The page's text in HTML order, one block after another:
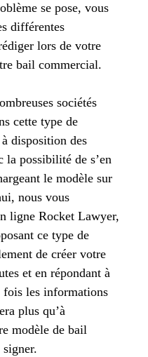
se pose, vous
différentes
lors de votre
bail commercial.
sociétés
cette type de
disposition des
la possibilité de s’en
le modèle sur
nous vous
ligne Rocket Lawyer,
ce type de
de créer votre
et en répondant à
fois les informations
plus qu’à
modèle de bail